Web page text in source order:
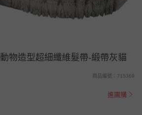
動物造型超細纖維髮帶-緞帶灰貓
商品編號：715369
進團購